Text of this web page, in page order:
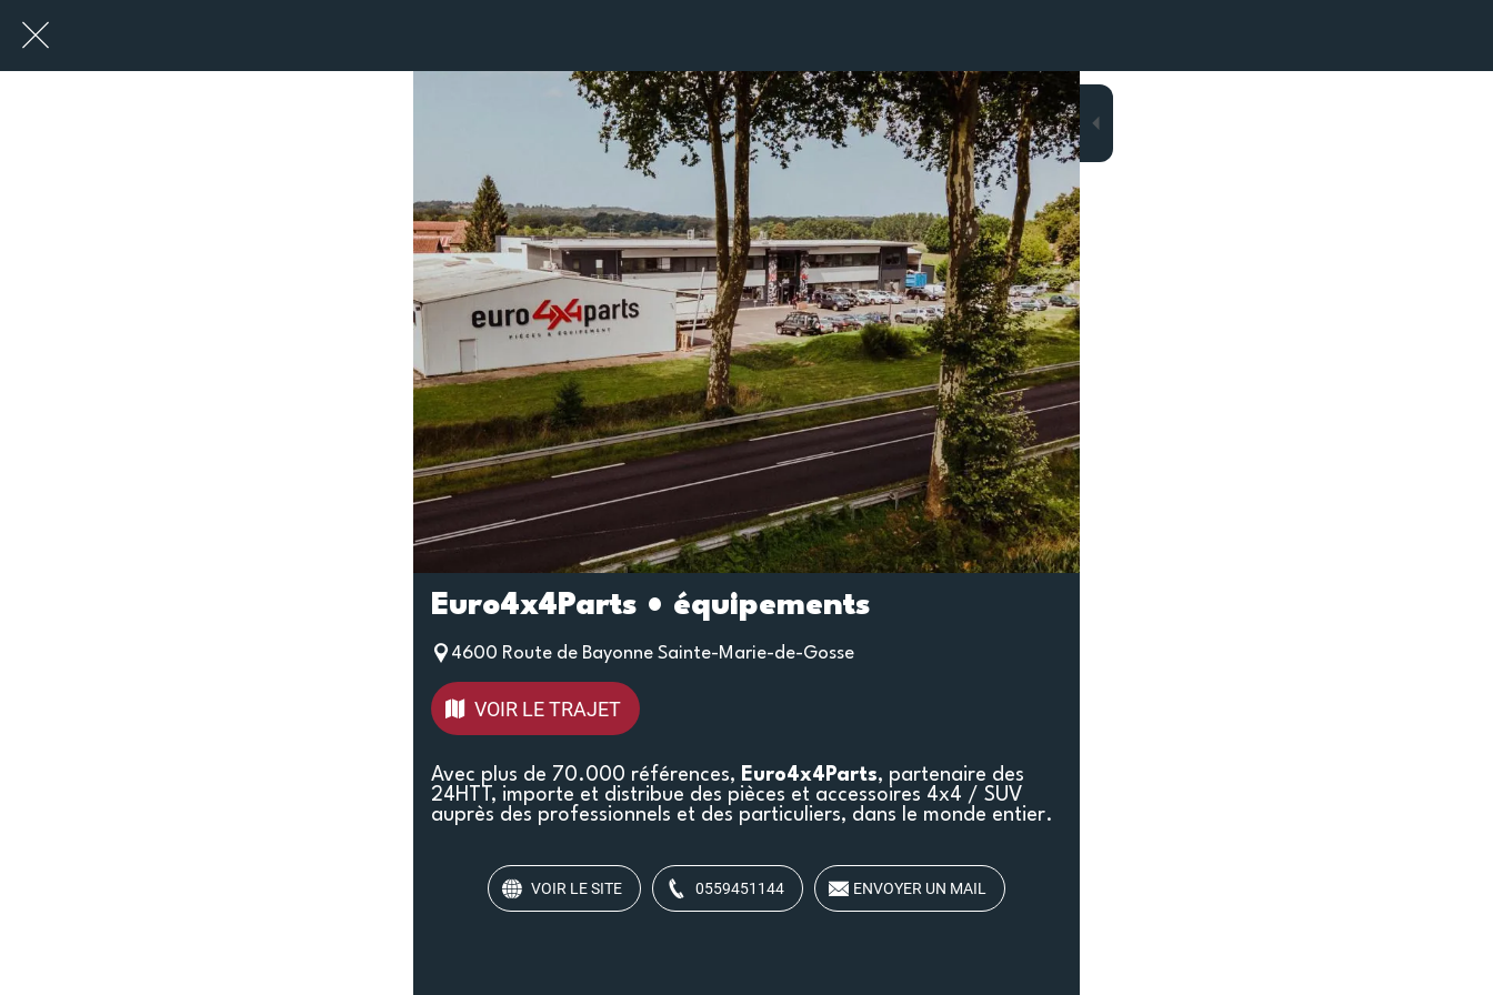
Euro4x4Parts • équipements
4600 Route de Bayonne Sainte-Marie-de-Gosse
VOIR LE TRAJET
Avec plus de 70.000 références, Euro4x4Parts, partenaire des
24HTT, importe et distribue des pièces et accessoires 4x4 / SUV
auprès des professionnels et des particuliers, dans le monde entier.
VOIR LE SITE 0559451144 ENVOYER UN MAIL